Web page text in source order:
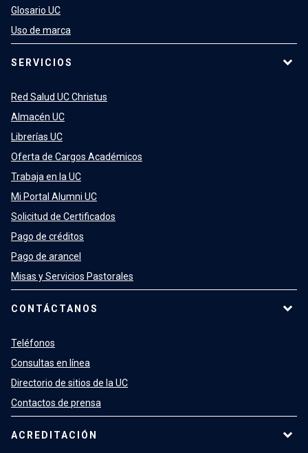
Glosario UC
Uso de marca
SERVICIOS
Red Salud UC Christus
Almacén UC
Librerías UC
Oferta de Cargos Académicos
Trabaja en la UC
Mi Portal Alumni UC
Solicitud de Certificados
Pago de créditos
Pago de arancel
Misas y Servicios Pastorales
CONTÁCTANOS
Teléfonos
Consultas en línea
Directorio de sitios de la UC
Contactos de prensa
ACREDITACIÓN